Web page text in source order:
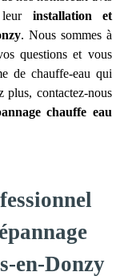
installation et
. Nous sommes à
questions et vous
de chauffe-eau qui
plus, contactez-nous
chauffe eau
en-Donzy